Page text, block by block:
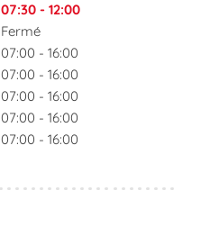
07:30 - 12:00
Fermé
07:00 - 16:00
07:00 - 16:00
07:00 - 16:00
07:00 - 16:00
07:00 - 16:00